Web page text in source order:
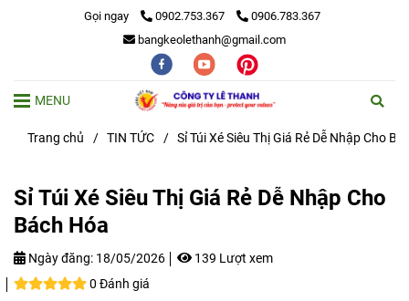
Gọi ngay 0902.753.367
0906.783.367
bangkeolethanh@gmail.com
MENU
Trang chủ / TIN TỨC / Sỉ Túi Xé Siêu Thị Giá Rẻ Dễ Nhập Cho
Sỉ Túi Xé Siêu Thị Giá Rẻ Dễ Nhập Cho
Bách Hóa
Ngày đăng: 18/05/2026
139 Lượt xem
0 Đánh giá